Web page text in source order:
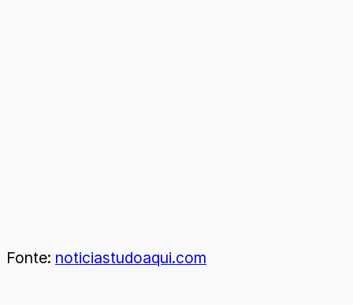
Fonte: noticiastudoaqui.com